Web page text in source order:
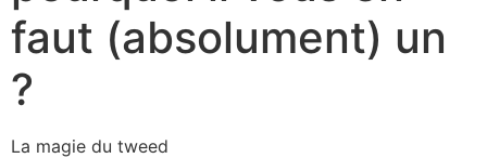
faut (absolument) un
?
La magie du tweed